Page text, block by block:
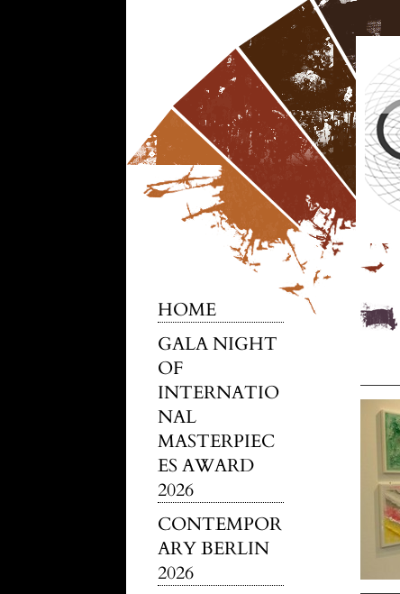
HOME
GALA NIGHT
OF
INTERNATIO
NAL
MASTERPIEC
ES AWARD
2026
CONTEMPOR
ARY BERLIN
2026